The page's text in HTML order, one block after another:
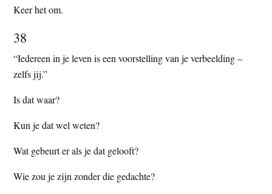
Keer het om.
38
“Iedereen in je leven is een voorstelling van je verbeelding –
zelfs jij.”
Is dat waar?
Kun je dat wel weten?
Wat gebeurt er als je dat gelooft?
Wie zou je zijn zonder die gedachte?